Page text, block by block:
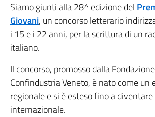
Siamo giunti alla 28^ edizione del
Giovani, un concorso letterario
i 15 e i 22 anni, per la scrittura di un
italiano.
Il concorso, promosso dalla
Confindustria Veneto, è nato come un
regionale e si è esteso fino a
internazionale.